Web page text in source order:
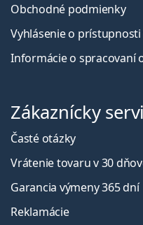
Obchodné podmienky
Vyhlásenie o
Informácie o spracovaní
Zákaznícky
Časté otázky
Vrátenie tovaru v 30
Garancia výmeny 365 dní
Reklamácie